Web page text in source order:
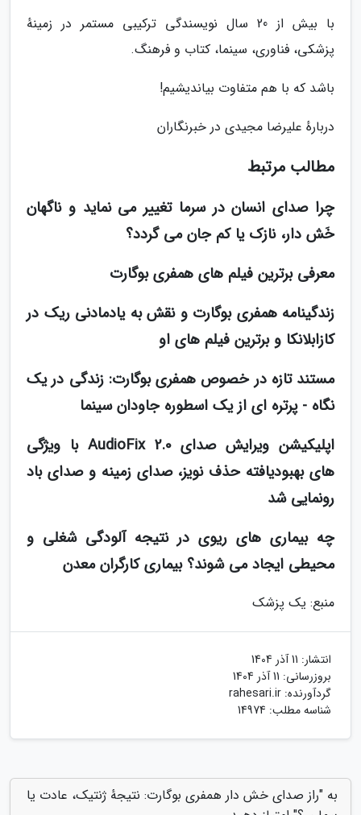
با بیش از 20 سال نویسندگی ترکیبی مستمر در زمینهٔ
پزشکی، فناوری، سینما، کتاب و فرهنگ.
باشد که با هم متفاوت بیاندیشیم!
دربارهٔ علیرضا مجیدی در خبرنگاران
مطالب مرتبط
چرا صدای انسان در سرما تغییر می نماید و ناگهان
خَش دار، نازک یا کم جان می گردد؟
معرفی برترین فیلم های همفری بوگارت
زندگینامه همفری بوگارت و نقش به یادمادنی ریک در
کازابلانکا و برترین فیلم های او
مستند تازه در خصوص همفری بوگارت: زندگی در یک
نگاه - پرتره ای از یک اسطوره جاودان سینما
اپلیکیشن ویرایش صدای AudioFix 2.0 با ویژگی
های بهبودیافته حذف نویز، صدای زمینه و صدای باد
رونمایی شد
چه بیماری های ریوی در نتیجه آلودگی شغلی و
محیطی ایجاد می شوند؟ بیماری کارگران معدن
منبع: یک پزشک
انتشار: 11 آذر 1404
بروزرسانی: 11 آذر 1404
گردآورنده: rahesari.ir
شناسه مطلب: 14974
به "راز صدای خش دار همفری بوگارت: نتیجهٔ ژنتیک، عادت یا